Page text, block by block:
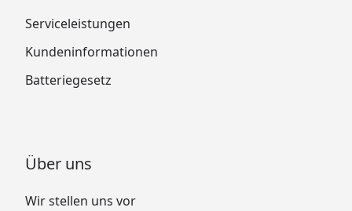
Serviceleistungen
Kundeninformationen
Batteriegesetz
Über uns
Wir stellen uns vor